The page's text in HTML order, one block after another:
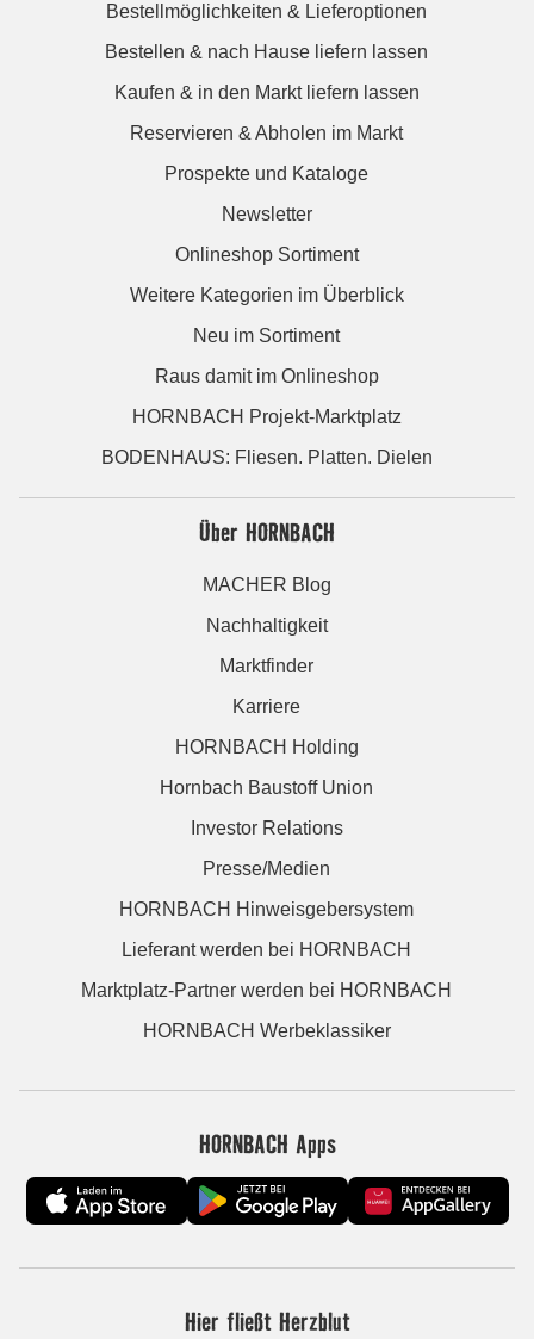
Bestellmöglichkeiten & Lieferoptionen
Bestellen & nach Hause liefern lassen
Kaufen & in den Markt liefern lassen
Reservieren & Abholen im Markt
Prospekte und Kataloge
Newsletter
Onlineshop Sortiment
Weitere Kategorien im Überblick
Neu im Sortiment
Raus damit im Onlineshop
HORNBACH Projekt-Marktplatz
BODENHAUS: Fliesen. Platten. Dielen
Über HORNBACH
MACHER Blog
Nachhaltigkeit
Marktfinder
Karriere
HORNBACH Holding
Hornbach Baustoff Union
Investor Relations
Presse/Medien
HORNBACH Hinweisgebersystem
Lieferant werden bei HORNBACH
Marktplatz-Partner werden bei HORNBACH
HORNBACH Werbeklassiker
HORNBACH Apps
Hier fließt Herzblut